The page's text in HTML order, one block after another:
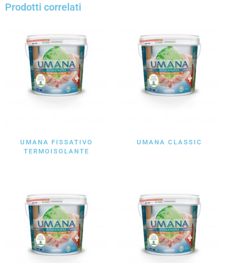
Prodotti correlati
UMANA FISSATIVO
TERMOISOLANTE
UMANA CLASSIC